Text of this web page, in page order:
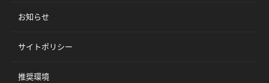
お知らせ
サイトポリシー
推奨環境